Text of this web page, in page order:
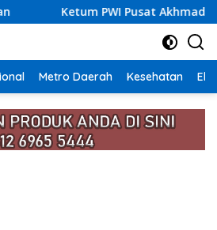
Akhmad Munir Tegaskan
Metro Daerah Kesehatan